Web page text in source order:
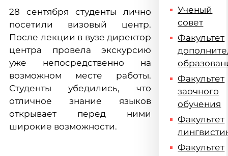
28 сентября студенты лично
посетили визовый центр.
После лекции в вузе директор
центра провела экскурсию
уже непосредственно на
возможном месте работы.
Студенты убедились, что
отличное знание языков
открывает перед ними
широкие возможности.
Ученый
совет
Факультет
Факультет
заочного
обучения
Факультет
Факультет